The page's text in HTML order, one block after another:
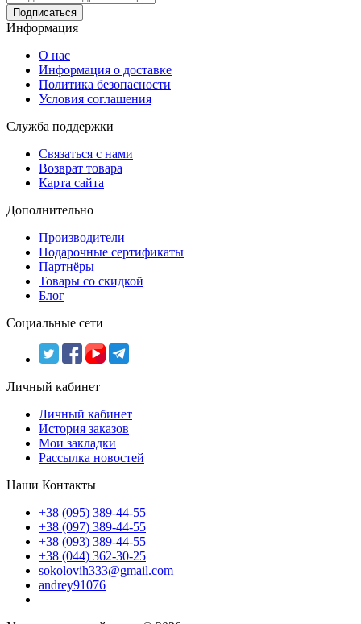
Подписаться
Информация
О нас
Информация о доставке
Политика безопасности
Условия соглашения
Служба поддержки
Связаться с нами
Возврат товара
Карта сайта
Дополнительно
Производители
Подарочные сертификаты
Партнёры
Товары со скидкой
Блог
Социальные сети
Личный кабинет
Личный кабинет
История заказов
Мои закладки
Рассылка новостей
Наши Контакты
+38 (095) 389-44-55
+38 (097) 389-44-55
+38 (093) 389-44-55
+38 (044) 362-30-25
sokolovih333@gmail.com
andrey91076